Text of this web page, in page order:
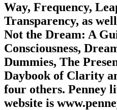
Way, Frequency,
Transparency, as
Not the Dream: A
Consciousness,
Dummies, The
Daybook of Clarity
four others. Penney
website is